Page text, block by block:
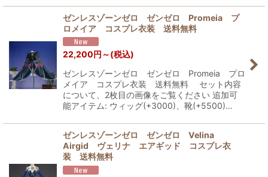
ゼンレスゾーンゼロ ゼンゼロ Promeia プ
ロメイア コスプレ衣装 送料無料
22,200円 ～(税込)
ゼンレスゾーンゼロ ゼンゼロ Promeia プロ
メイア コスプレ衣装 送料無料 セット内容
について、2枚目の画像をご覧ください 追加可
能アイテム: ウィッグ(+3000)、靴(+5500)…
ゼンレスゾーンゼロ ゼンゼロ Velina
Airgid ヴェリナ エアギッド コスプレ衣
装 送料無料